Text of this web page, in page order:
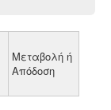
Μεταβολή ή
Απόδοση